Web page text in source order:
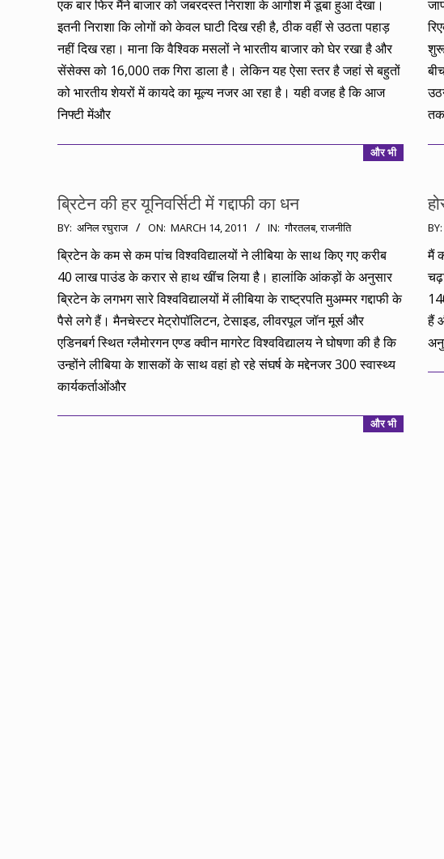
एक बार फिर मैंने बाजार को जबरदस्त निराशा के आगोश में डूबा हुआ देखा।
इतनी निराशा कि लोगों को केवल घाटी दिख रही है, ठीक वहीं से उठता पहाड़
नहीं दिख रहा। माना कि वैश्विक मसलों ने भारतीय बाजार को घेर रखा है और
सेंसेक्स को 16,000 तक गिरा डाला है। लेकिन यह ऐसा स्तर है जहां से बहुतों
को भारतीय शेयरों में कायदे का मूल्य नजर आ रहा है। यही वजह है कि आज
निफ्टी मेंऔर
और भी
21
शुरू
ब्रिटेन की हर यूनिवर्सिटी में गद्दाफी का धन
2011-
03-
14
BY: अनिल रघुराज ON: MARCH 14, 2011 IN: गौरतलब,राजनीति
ब्रिटेन के कम से कम पांच विश्वविद्यालयों ने लीबिया के साथ किए गए करीब
40 लाख पाउंड के करार से हाथ खींच लिया है। हालांकि आंकड़ों के अनुसार
ब्रिटेन के लगभग सारे विश्वविद्यालयों में लीबिया के राष्ट्रपति मुअम्मर गद्दाफी के
पैसे लगे हैं। मैनचेस्टर मेट्रोपॉलिटन, टेसाइड, लीवरपूल जॉन मूर्स और
एडिनबर्ग स्थित ग्लैमोरगन एण्ड क्वीन मागरेट विश्वविद्यालय ने घोषणा की है कि
उन्होंने लीबिया के शासकों के साथ वहां हो रहे संघर्ष के मद्देनजर 300 स्वास्थ्य
कार्यकर्ताओंऔर
और भी
03-
BY:
मैं
हैं